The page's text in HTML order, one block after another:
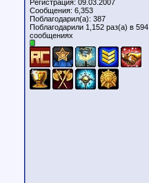
Регистрация: 09.03.2007
Сообщения: 6,353
Поблагодарил(а): 387
Поблагодарили 1,152 раз(а) в 594
сообщениях